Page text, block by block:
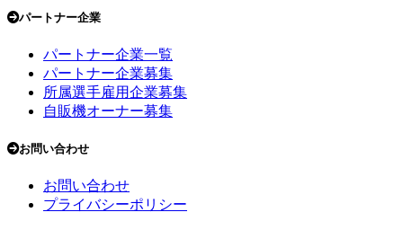
パートナー企業
パートナー企業一覧
パートナー企業募集
所属選手雇用企業募集
自販機オーナー募集
お問い合わせ
お問い合わせ
プライバシーポリシー